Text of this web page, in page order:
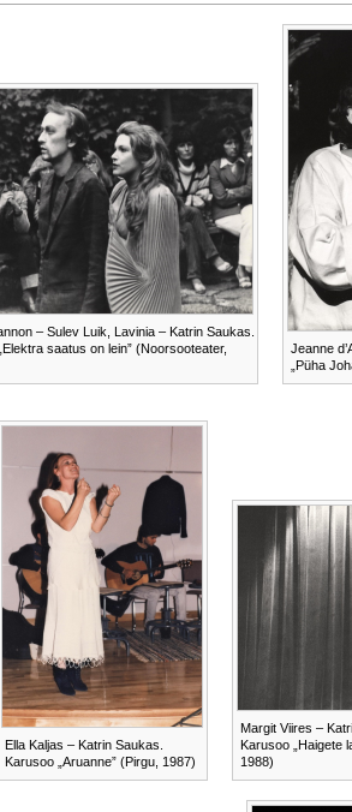
– Sulev Luik, Lavinia – Katrin Saukas.
saatus on lein” (Noorsooteater,
Jeanne
„Püha
Ella Kaljas – Katrin Saukas.
Karusoo „Aruanne” (Pirgu, 1987)
Margit Viires –
Karusoo „Haigete
1988)